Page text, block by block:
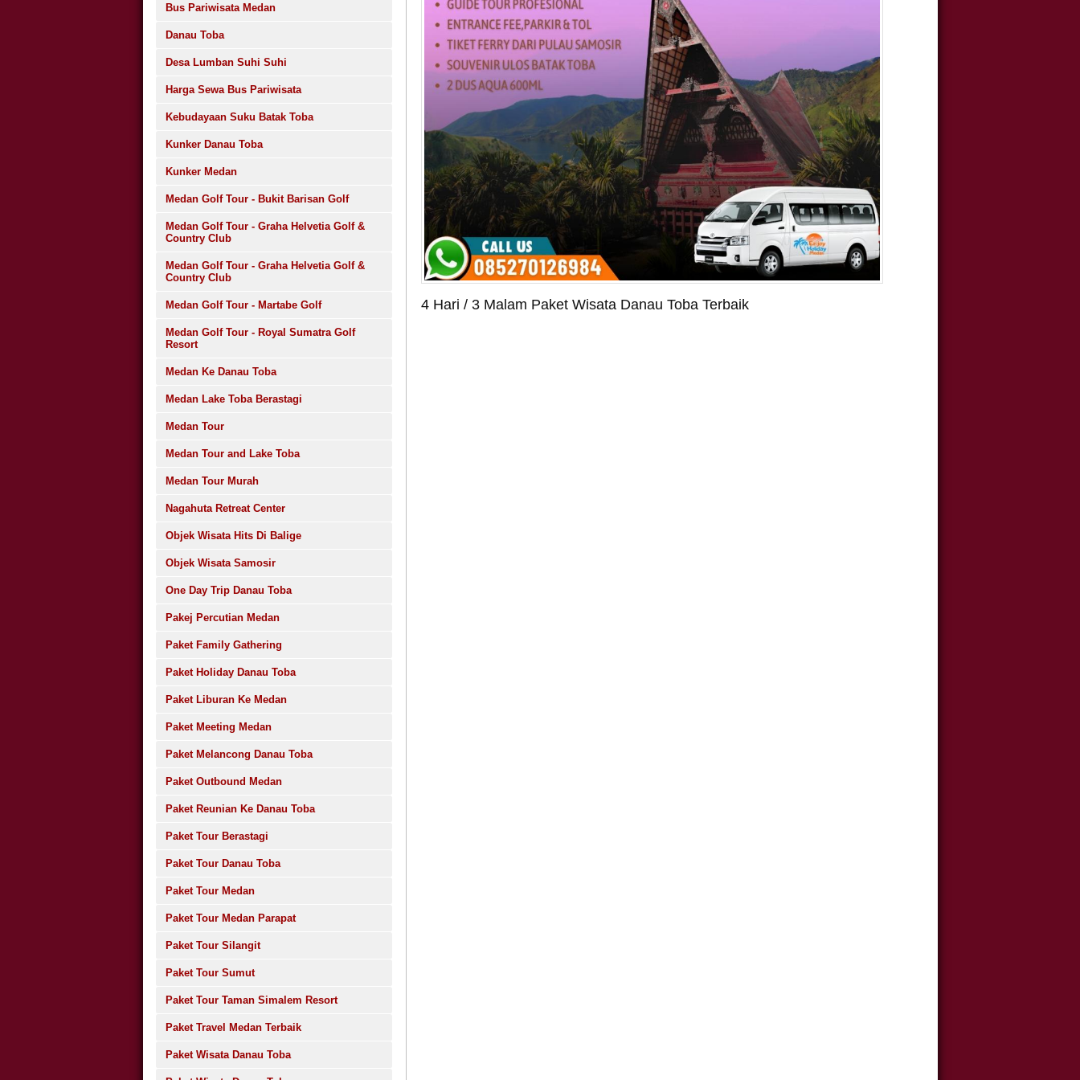
Bus Pariwisata Medan
Danau Toba
Desa Lumban Suhi Suhi
Harga Sewa Bus Pariwisata
Kebudayaan Suku Batak Toba
Kunker Danau Toba
Kunker Medan
Medan Golf Tour - Bukit Barisan Golf
Medan Golf Tour - Graha Helvetia Golf &
Country Club
Medan Golf Tour - Graha Helvetia Golf &
Country Club
Medan Golf Tour - Martabe Golf
Medan Golf Tour - Royal Sumatra Golf
Resort
Medan Ke Danau Toba
Medan Lake Toba Berastagi
Medan Tour
Medan Tour and Lake Toba
Medan Tour Murah
Nagahuta Retreat Center
Objek Wisata Hits Di Balige
Objek Wisata Samosir
One Day Trip Danau Toba
Pakej Percutian Medan
Paket Family Gathering
Paket Holiday Danau Toba
Paket Liburan Ke Medan
Paket Meeting Medan
Paket Melancong Danau Toba
Paket Outbound Medan
Paket Reunian Ke Danau Toba
Paket Tour Berastagi
Paket Tour Danau Toba
Paket Tour Medan
Paket Tour Medan Parapat
Paket Tour Silangit
Paket Tour Sumut
Paket Tour Taman Simalem Resort
Paket Travel Medan Terbaik
Paket Wisata Danau Toba
4 Hari / 3 Malam Paket Wisata Danau Toba Terbaik